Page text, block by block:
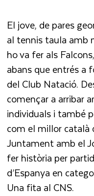
El jove, de pares
al tennis taula amb
ho va fer als
abans que entrés a
del Club Natació.
començar a arribar
individuals i també
com el millor català
Juntament amb el
fer història per
d’Espanya en
Una fita al CNS.